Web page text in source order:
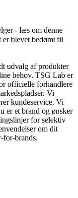
- læs om denne
er blevet bedømt til
udvalg af produkter
behov. TSG Lab er
officielle forhandlere
Vi
kundeservice. Vi
er et brand og ønsker
for selektiv
om dit
for-brands.